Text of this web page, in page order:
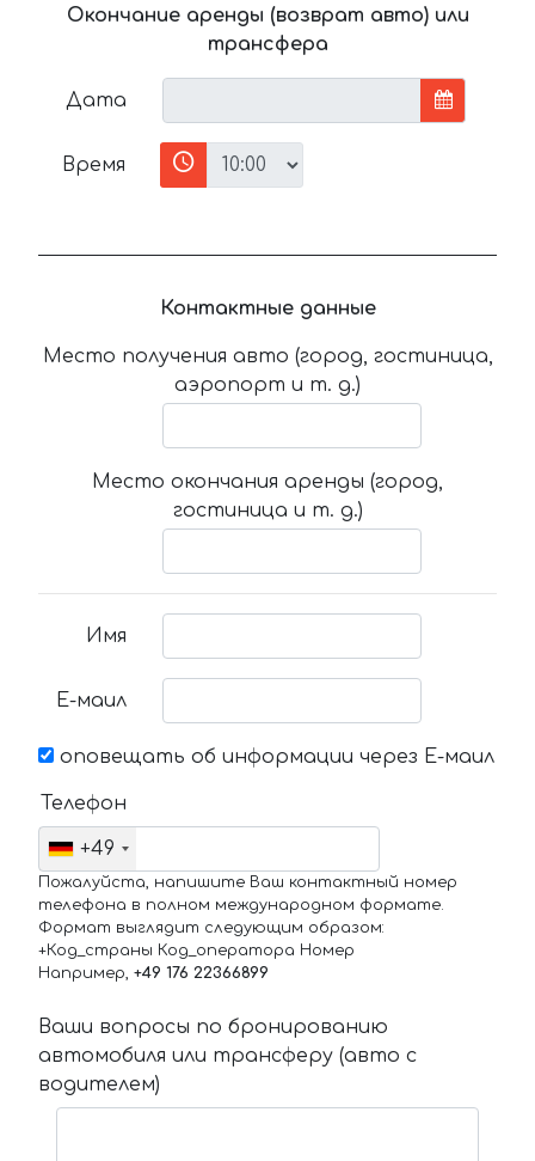
Окончание аренды (возврат авто) или
трансфера
Дата
Время
Контактные данные
Место получения авто (город, гостиница,
аэропорт и т. д.)
Место окончания аренды (город,
гостиница и т. д.)
Имя
Е-маил
оповещать об информации через Е-маил
Телефон
+49
Пожалуйста, напишите Ваш контактный номер
телефона в полном международном формате.
Формат выглядит следующим образом:
+Код_страны Код_оператора Номер
Например, +49 176 22366899
Ваши вопросы по бронированию
автомобиля или трансферу (авто с
водителем)